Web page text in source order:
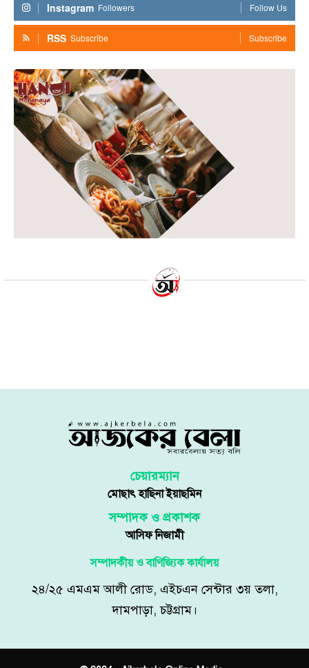
Instagram Followers Follow Us
RSS Subscribe Subscribe
চেয়ারম্যান
মোছাৎ হাছিনা ইয়াছমিন
সম্পাদক ও প্রকাশক
আসিফ নিজামী
সম্পাদকীয় ও বাণিজ্যিক কার্যালয়
২৪/২৫ এমএম আলী রোড, এইচএন সেন্টার ৩য় তলা,
দামপাড়া, চট্টগ্রাম।